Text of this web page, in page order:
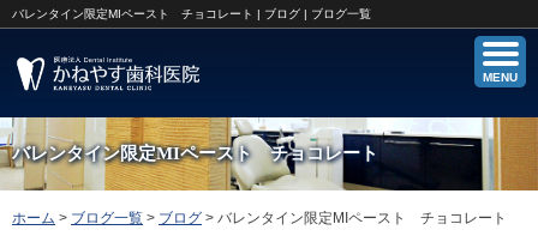
バレンタイン限定MIペースト チョコレート | ブログ | ブログ一覧
MENU
バレンタイン限定MIペースト チョコレート
ホーム > ブログ一覧 > ブログ > バレンタイン限定MIペースト チョコレート